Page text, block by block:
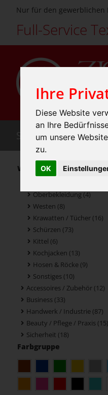
Ihre
Diese Website
an Ihre
um unsere
zu.
OK
Nur für den gewerblichen
Full-Service
SHOP
Workwear (136)
Oberbekleidung (4)
Westen (8)
Krawatten / Tücher (16)
Schürzen (73)
Kittel (6)
Kochjacken (13)
Hosen & Röcke (9)
Sonstiges (10)
Accessoires / Zubehör (12)
Business (33)
Handwerk / Industrie (87)
Beauty / Pflege / Praxis (15)
Sicherheit (18)
Farbgruppe